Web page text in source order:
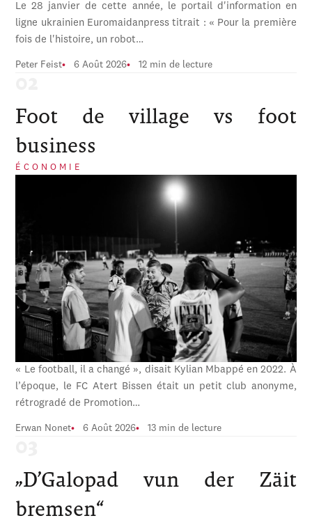
Le 28 janvier de cette année, le portail d'information en
ligne ukrainien Euromaidanpress titrait : « Pour la première
fois de l'histoire, un robot…
Peter Feist 6 Août 2026 12 min de lecture
Foot de village vs foot
business
ÉCONOMIE
« Le football, il a changé », disait Kylian Mbappé en 2022. À
l’époque, le FC Atert Bissen était un petit club anonyme,
rétrogradé de Promotion…
Erwan Nonet 6 Août 2026 13 min de lecture
„D’Galopad vun der Zäit
bremsen“